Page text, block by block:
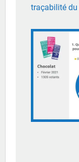
traçabilité du